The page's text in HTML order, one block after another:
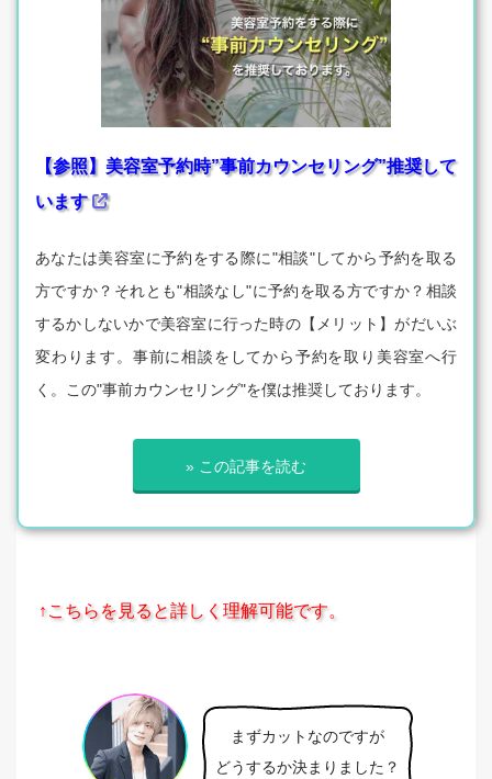
【参照】美容室予約時”事前カウンセリング”推奨して
います
あなたは美容室に予約をする際に"相談"してから予約を取る
方ですか？それとも"相談なし"に予約を取る方ですか？相談
するかしないかで美容室に行った時の【メリット】がだいぶ
変わります。事前に相談をしてから予約を取り美容室へ行
く。この"事前カウンセリング"を僕は推奨しております。
» この記事を読む
↑こちらを見ると詳しく理解可能です。
まずカットなのですが
どうするか決まりました？